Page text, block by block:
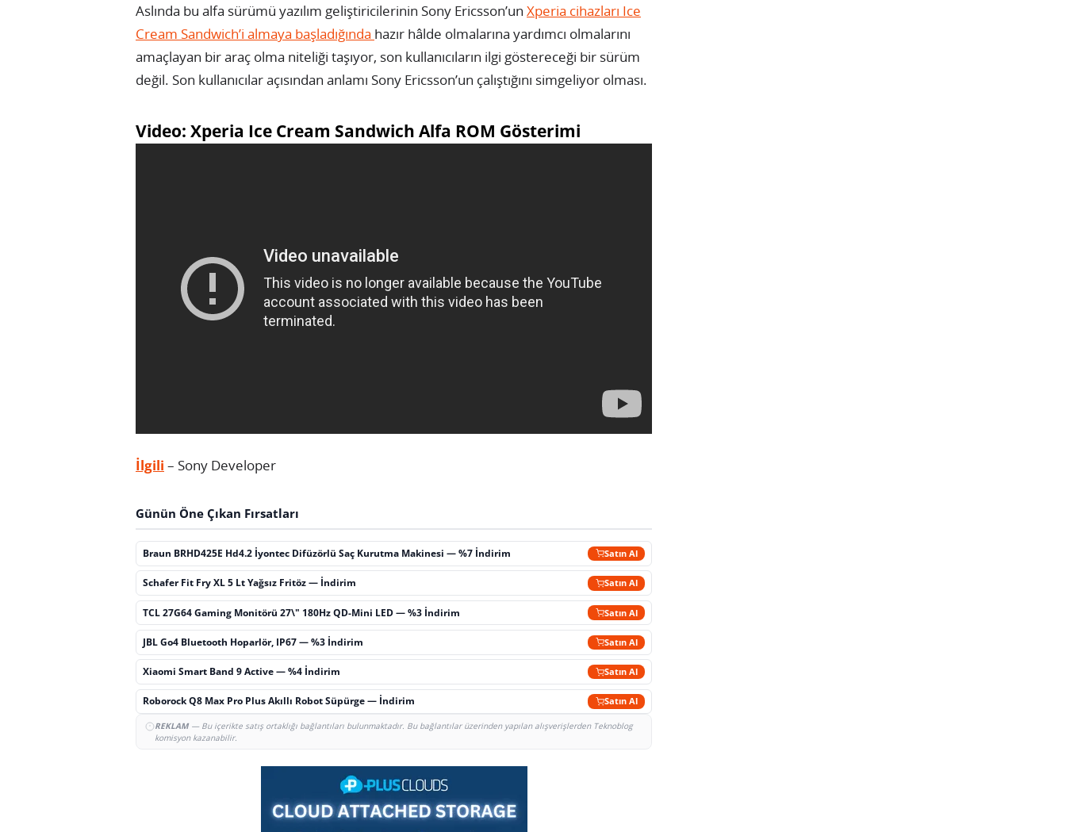
Aslında bu alfa sürümü yazılım geliştiricilerinin Sony Ericsson’un Xperia cihazları Ice
Cream Sandwich’i almaya başladığında hazır hâlde olmalarına yardımcı olmalarını
amaçlayan bir araç olma niteliği taşıyor, son kullanıcıların ilgi göstereceği bir sürüm
değil. Son kullanıcılar açısından anlamı Sony Ericsson’un çalıştığını simgeliyor olması.
Video: Xperia Ice Cream Sandwich Alfa ROM Gösterimi
İlgili – Sony Developer
Günün Öne Çıkan Fırsatları
Braun BRHD425E Hd4.2 İyontec Difüzörlü Saç Kurutma Makinesi — %7 İndirim Satın Al
Schafer Fit Fry XL 5 Lt Yağsız Fritöz — İndirim Satın Al
TCL 27G64 Gaming Monitörü 27\" 180Hz QD-Mini LED — %3 İndirim Satın Al
JBL Go4 Bluetooth Hoparlör, IP67 — %3 İndirim Satın Al
Xiaomi Smart Band 9 Active — %4 İndirim Satın Al
Roborock Q8 Max Pro Plus Akıllı Robot Süpürge — İndirim Satın Al
REKLAM— Bu içerikte satış ortaklığı bağlantıları bulunmaktadır. Bu bağlantılar üzerinden yapılan alışverişlerden Teknoblog
komisyon kazanabilir.